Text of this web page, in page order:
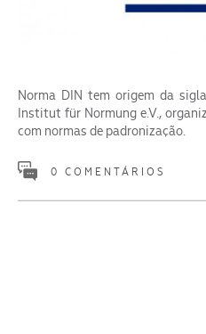
Norma DIN tem origem da
Institut für Normung e.V.,
com normas de padronização.
0 COMENTÁRIOS